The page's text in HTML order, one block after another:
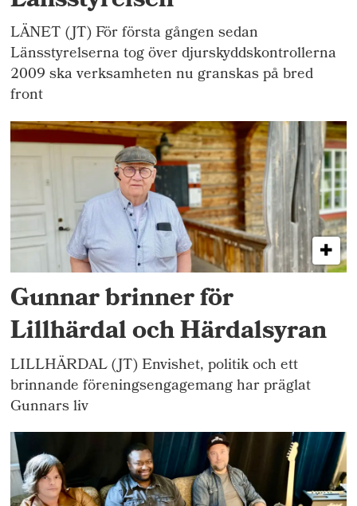
LÄNET (JT) För första gången sedan
Länsstyrelserna tog över djurskyddskontrollerna
2009 ska verksamheten nu granskas på bred
front
Gunnar brinner för
Lillhärdal och Härdalsyran
LILLHÄRDAL (JT) Envishet, politik och ett
brinnande föreningsengagemang har präglat
Gunnars liv